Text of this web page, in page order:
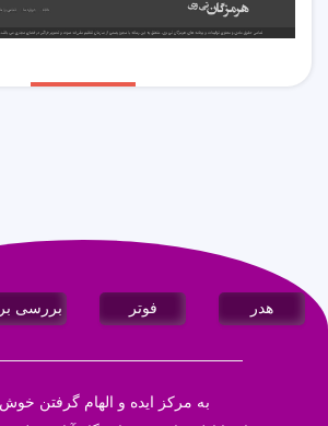
هدر فوتر بررسی
به مرکز ایده و الهام گرفتن خوش